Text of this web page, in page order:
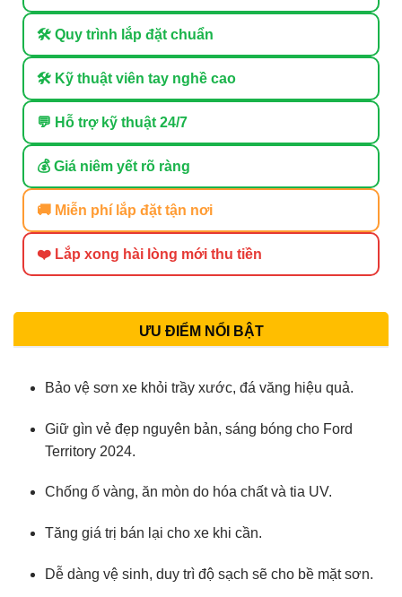
🛠 Quy trình lắp đặt chuẩn
🛠 Kỹ thuật viên tay nghề cao
💬 Hỗ trợ kỹ thuật 24/7
💰 Giá niêm yết rõ ràng
🚚 Miễn phí lắp đặt tận nơi
❤️ Lắp xong hài lòng mới thu tiền
ƯU ĐIỂM NỔI BẬT
Bảo vệ sơn xe khỏi trầy xước, đá văng hiệu quả.
Giữ gìn vẻ đẹp nguyên bản, sáng bóng cho Ford
Territory 2024.
Chống ố vàng, ăn mòn do hóa chất và tia UV.
Tăng giá trị bán lại cho xe khi cần.
Dễ dàng vệ sinh, duy trì độ sạch sẽ cho bề mặt sơn.